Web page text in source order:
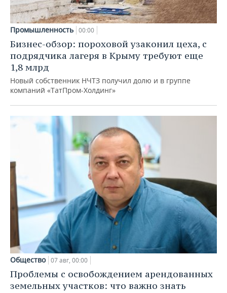
Промышленность 00:00
Бизнес-обзор: пороховой узаконил цеха, с
подрядчика лагеря в Крыму требуют еще
1,8 млрд
Новый собственник НЧТЗ получил долю и в группе
компаний «ТатПром-Холдинг»
Общество 07 авг, 00:00
Проблемы с освобождением арендованных
земельных участков: что важно знать